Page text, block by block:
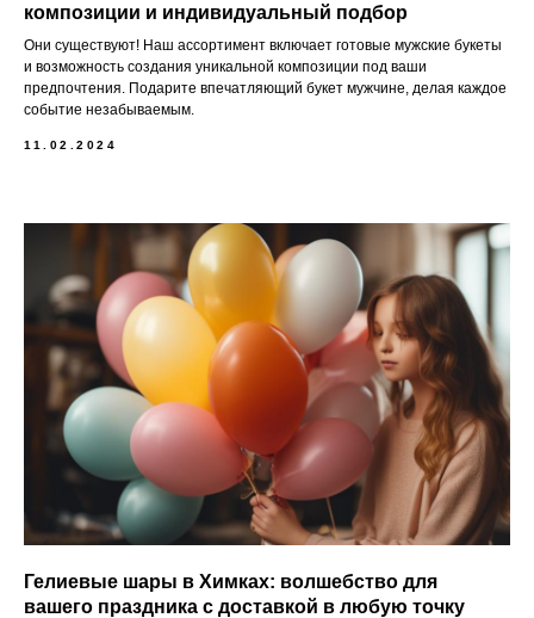
композиции и индивидуальный подбор
Они существуют! Наш ассортимент включает готовые мужские букеты
и возможность создания уникальной композиции под ваши
предпочтения. Подарите впечатляющий букет мужчине, делая каждое
событие незабываемым.
11.02.2024
Гелиевые шары в Химках: волшебство для
вашего праздника с доставкой в любую точку